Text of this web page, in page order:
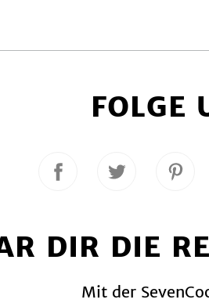
FOLGE
Folge
Facebook
Folge
Twitter
Folge
DIR DIE
Mit der